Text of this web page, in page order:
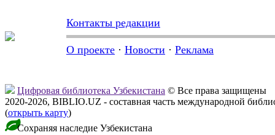
Контакты редакции
О проекте · Новости · Реклама
Цифровая библиотека Узбекистана © Все права защищены
2020-2026, BIBLIO.UZ - составная часть международной
(открыть карту)
Сохраняя наследие Узбекистана